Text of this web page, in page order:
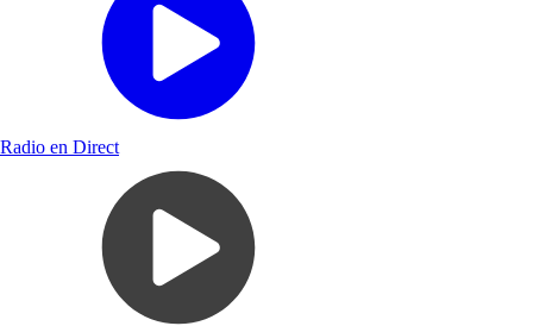
Radio en Direct